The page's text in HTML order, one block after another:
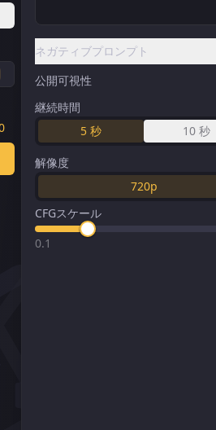
ネガティブプロンプト
公開可視性
継続時間
5 秒 10 秒
解像度
720p
CFGスケール
0.1